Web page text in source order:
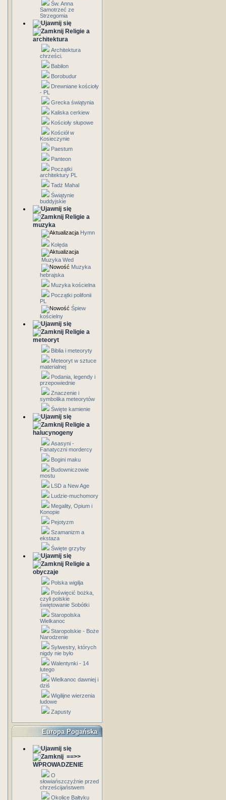
Św. Anna
Samotrzeć ze
Strzegomia
Religie a
architektura
Architektura
chrześci.
Babilon
Borobudur
Drewniane kościoły
- PL
Grecka świątynia
Kaliska cerkiew
Kościoły słupowe
Kościół w
Kosieczynie
Paestum
Panteon
Początki
architektury PL
Tadż Mahal
Świątynie
buddyjskie
Religie a
muzyka
Hymn
Kolęda
Muzyka Wed
Muzyka
hebrajska
Muzyka kościelna
Początki polifonii
PL
Śpiew
kościelny
Religie a
meteoryt
Biblia i meteoryty
Meteoryt w sztuce
materialnej
Podania, legendy i
przepowiednie
Znaczenie i
symbolika meteorytów
Święte kamienie
Religie a
halucynogeny
Asasyni -
Fanatyczni mordercy
Bogini maku
Budowniczowie
mostu
LSD a New Age
Ludzie-muchomory
Megality, Opium i
Konopie
Pejotyzm
Szamanizm a
ekstaza
Święte grzyby
Religie a
obyczaje
Polska wigilja
Poświęcić bożka,
czyli polskie
świętowanie Sobótki
Staropolska
Wielkanoc
Staropolskie - Boże
Narodzenie
Sylwestry, których
nigdy nie było
Walentynki - 14
lutego
Wielkanoc dawniej i
dziś
Wigilijne wierzenia
ludowe
Zapusty
Europa Pogańska
==>>
WPROWADZENIE
O
słowiańszczyźnie przed
chrześcijaństwem
Okolice Bałtyku